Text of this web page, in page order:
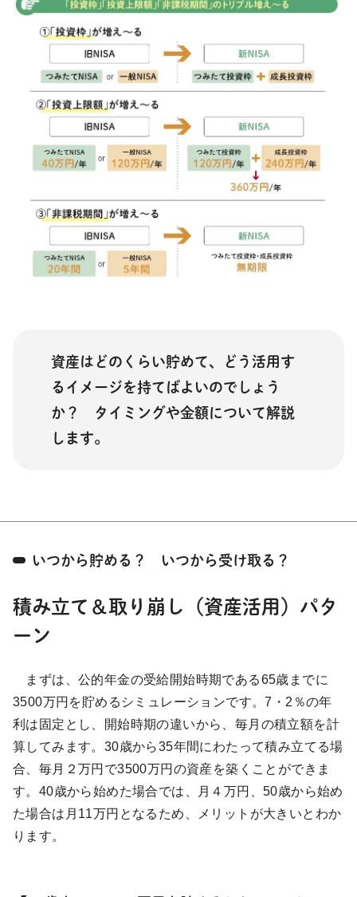
資産はどのくらい貯めて、どう活用す
るイメージを持てばよいのでしょう
か？ タイミングや金額について解説
します。
いつから貯める？ いつから受け取る？
積み立て＆取り崩し（資産活用）パタ
ーン
まずは、公的年金の受給開始時期である65歳までに
3500万円を貯めるシミュレーションです。7・2％の年
利は固定とし、開始時期の違いから、毎月の積立額を計
算してみます。30歳から35年間にわたって積み立てる場
合、毎月２万円で3500万円の資産を築くことができま
す。40歳から始めた場合では、月４万円、50歳から始め
た場合は月11万円となるため、メリットが大きいとわか
ります。